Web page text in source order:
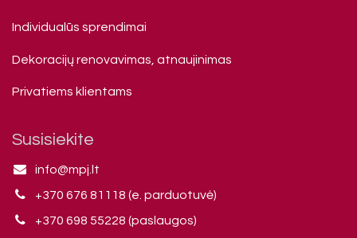
Individualūs sprendimai
Dekoracijų renovavimas, atnaujinimas
Privatiems klienta​ms
Susisiekite
info@mpj.lt
+370 676 81118 (e. parduotuvė)
+370 698 55228 (paslaugos)